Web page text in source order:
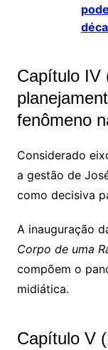
Capítulo IV
fenômeno
Considerado
a gestão de
como decisiva
A inauguração
Corpo de uma
compõem o
midiática.
Capítulo V